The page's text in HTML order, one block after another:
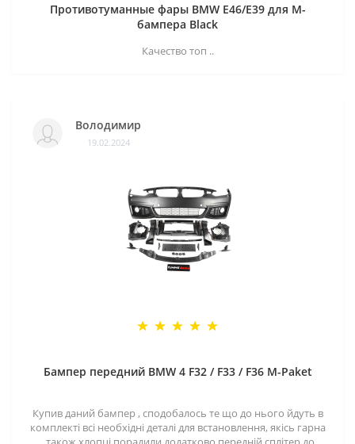
Противотуманные фары BMW E46/E39 для M-
бампера Black
Качество топ ..
Володимир
19.02.2024
Бампер передний BMW 4 F32 / F33 / F36 M-Paket
Купив даний бампер , сподобалось те що до нього йдуть в
комплекті всі необхідні деталі для встановлення, якісь гарна